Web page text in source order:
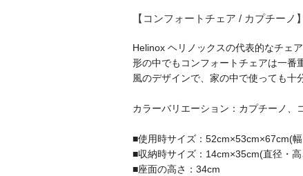
【コンフォートチェア / カプチーノ
Helinox ヘリノックスの代表的なチェ
形の中でもコンフォートチェアは一番
風のデザインで、家の中で使っても十
カラーバリエーション：カプチーノ、
■使用時サイズ：52cm×53cm×67cm(
■収納時サイズ：14cm×35cm(直径・高
■座面の高さ：34cm